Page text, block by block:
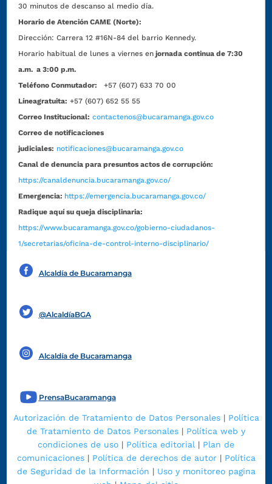
30 minutos de descanso al medio día.
Horario de Atención CAME (Norte):
Dirección:Carrera 12 #16N-84 del barrio Kennedy.
Horario habitual de lunes a viernes en jornada continua de 7:30
a.m. a 3:00 p.m.
Teléfono Conmutador:
+57 (607) 633 70 00
Líneagratuita: +57 (607) 652 55 55
Correo Institucional: contactenos@bucaramanga.gov.co
Correo de notificaciones
judiciales: notificaciones@bucaramanga.gov.co
Canal de denuncia para presuntos actos de corrupción:
https://canaldenuncia.bucaramanga.gov.co/
Emergencia: https://emergencia.bucaramanga.gov.co/
Radique aquí su queja disciplinaria:
https://www.bucaramanga.gov.co/gobierno-ciudadanos-
1/secretarias/oficina-de-control-interno-disciplinario/
Alcaldía de Bucaramanga
@AlcaldíaBGA
Alcaldía de Bucaramanga
PrensaBucaramanga
Autorización de Tratamiento de Datos Personales| Política
de Tratamiento de Datos Personales | Política web y
condiciones de uso | Política editorial | Plan de
comunicaciones| Política de derechos de autor| Política
de Seguridad de la Información | Uso y monitoreo pagina